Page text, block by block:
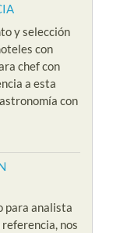
y selección
con
chef con
a esta
con
para analista
nos